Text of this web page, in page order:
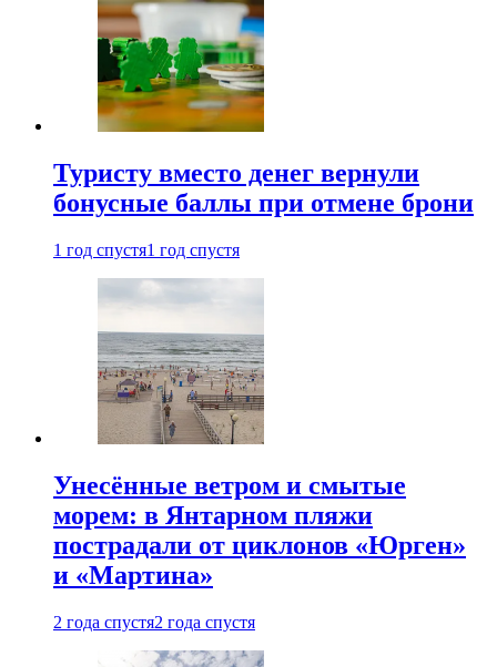
Туристу вместо денег вернули
бонусные баллы при отмене брони
1 год спустя1 год спустя
Унесённые ветром и смытые
морем: в Янтарном пляжи
пострадали от циклонов «Юрген»
и «Мартина»
2 года спустя2 года спустя